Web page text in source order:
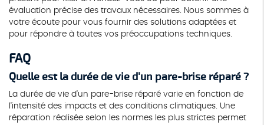
évaluation précise des travaux nécessaires. Nous sommes à
votre écoute pour vous fournir des solutions adaptées et
pour répondre à toutes vos préoccupations techniques.
FAQ
Quelle est la durée de vie d'un pare-brise réparé ?
La durée de vie d'un pare-brise réparé varie en fonction de
l'intensité des impacts et des conditions climatiques. Une
réparation réalisée selon les normes les plus strictes permet